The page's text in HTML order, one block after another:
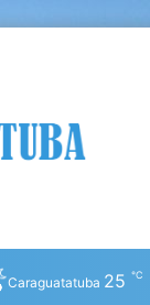
Caraguatatuba 25 ℃